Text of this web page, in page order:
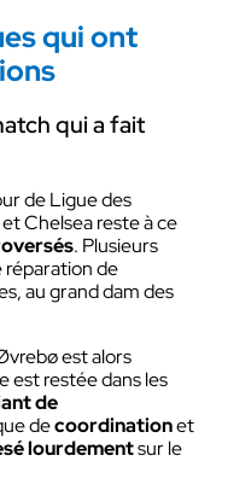
qui ont
qui a fait
de Ligue des
Chelsea reste à ce
. Plusieurs
réparation de
au grand dam des
est alors
restée dans les
de
decoordinationet
lourdementsur le